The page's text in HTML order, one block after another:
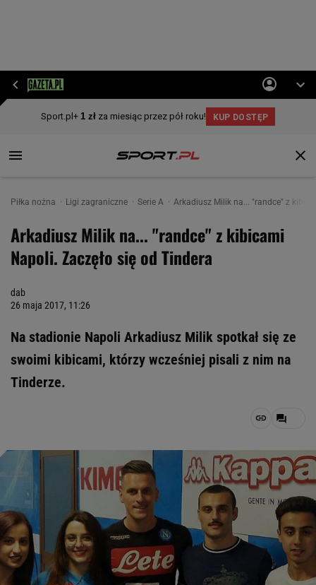
Piłka nożna Ligi zagraniczne Serie A Arkadiusz Milik na... "randce" z
Arkadiusz Milik na... "randce" z kibicami
Napoli. Zaczęło się od Tindera
dab
26 maja 2017, 11:26
Na stadionie Napoli Arkadiusz Milik spotkał się ze
swoimi kibicami, którzy wcześniej pisali z nim na
Tinderze.